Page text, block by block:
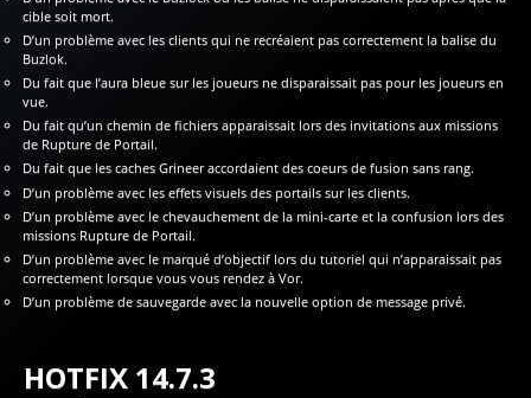
cible soit mort.
D’un problème avec les clients qui ne recréaient pas correctement la balise du
Buzlok.
Du fait que l’aura bleue sur les joueurs ne disparaissait pas pour les joueurs en
vue.
Du fait qu’un chemin de fichiers apparaissait lors des invitations aux missions
de Rupture de Portail.
Du fait que les caches Grineer accordaient des coeurs de fusion sans rang.
D’un problème avec les effets visuels des portails sur les clients.
D’un problème avec le chevauchement de la mini-carte et la confusion lors des
missions Rupture de Portail.
D’un problème avec le marqué d’objectif lors du tutoriel qui n’apparaissait pas
correctement lorsque vous vous rendez à Vor.
D’un problème de sauvegarde avec la nouvelle option de message privé.
HOTFIX 14.7.3